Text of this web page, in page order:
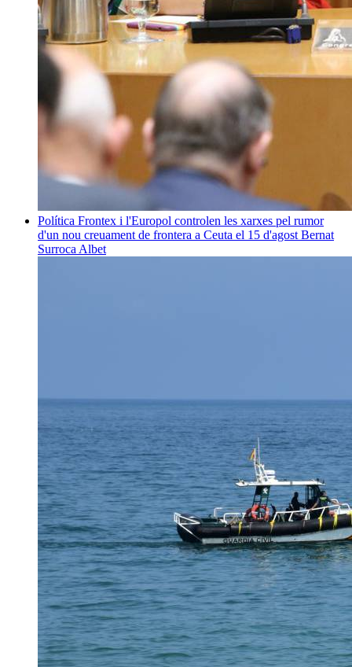
Política Frontex i l'Europol controlen les xarxes pel rumor
d'un nou creuament de frontera a Ceuta el 15 d'agost Bernat
Surroca Albet